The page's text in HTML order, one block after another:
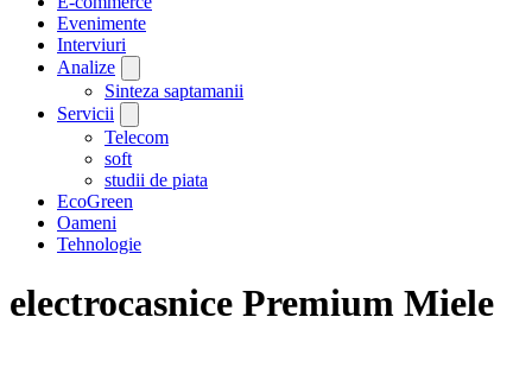
Evenimente
Interviuri
Analize
Sinteza saptamanii
Servicii
Telecom
soft
studii de piata
EcoGreen
Oameni
Tehnologie
electrocasnice Premium Miele